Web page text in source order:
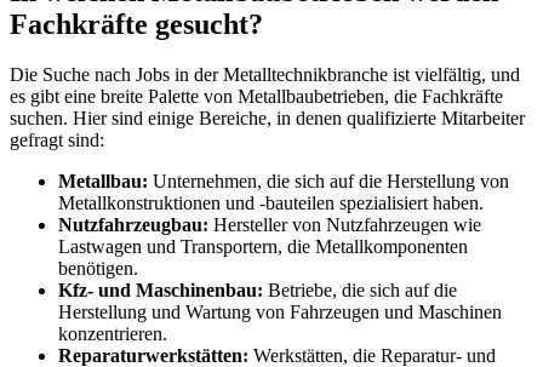
Fachkräfte gesucht?
Die Suche nach Jobs in der Metalltechnikbranche ist vielfältig, und
es gibt eine breite Palette von Metallbaubetrieben, die Fachkräfte
suchen. Hier sind einige Bereiche, in denen qualifizierte Mitarbeiter
gefragt sind:
Metallbau: Unternehmen, die sich auf die Herstellung von
Metallkonstruktionen und -bauteilen spezialisiert haben.
Nutzfahrzeugbau: Hersteller von Nutzfahrzeugen wie
Lastwagen und Transportern, die Metallkomponenten
benötigen.
Kfz- und Maschinenbau: Betriebe, die sich auf die
Herstellung und Wartung von Fahrzeugen und Maschinen
konzentrieren.
Reparaturwerkstätten: Werkstätten, die Reparatur- und